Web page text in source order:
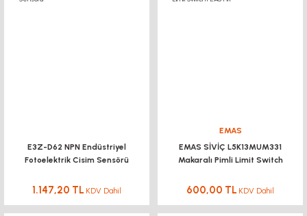
E3Z-D62 NPN Endüstriyel
Fotoelektrik Cisim Sensörü
1.147,20 TL KDV Dahil
EMAS
EMAS SİVİÇ L5K13MUM331
Makaralı Pimli Limit Switch
600,00 TL KDV Dahil